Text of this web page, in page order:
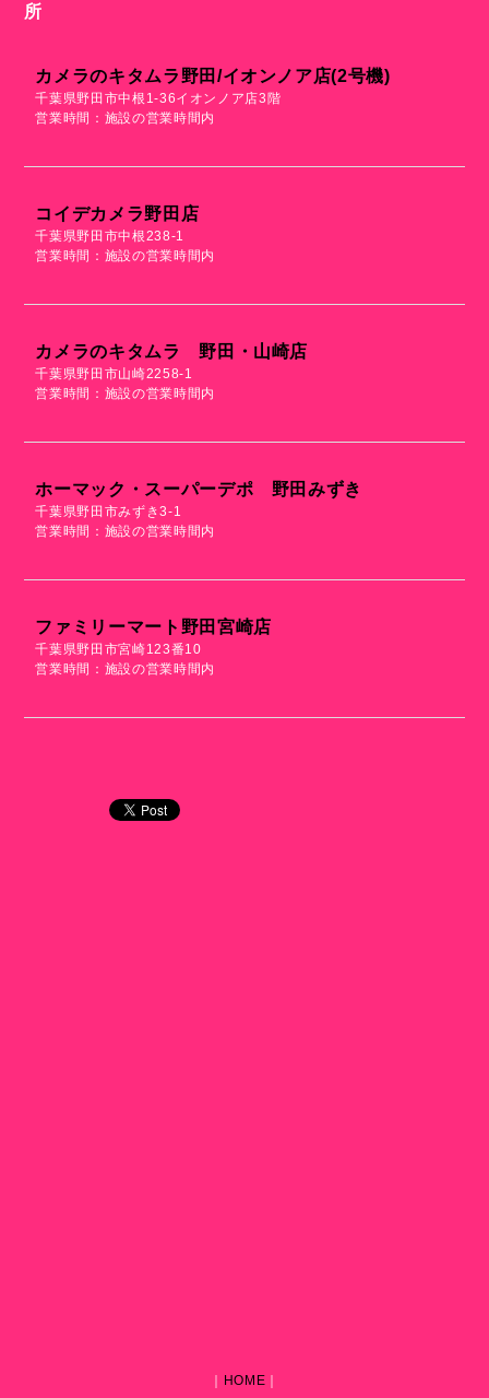
所
カメラのキタムラ野田/イオンノア店(2号機)
千葉県野田市中根1-36イオンノア店3階
営業時間：施設の営業時間内
コイデカメラ野田店
千葉県野田市中根238-1
営業時間：施設の営業時間内
カメラのキタムラ 野田・山崎店
千葉県野田市山崎2258-1
営業時間：施設の営業時間内
ホーマック・スーパーデポ 野田みずき
千葉県野田市みずき3-1
営業時間：施設の営業時間内
ファミリーマート野田宮崎店
千葉県野田市宮崎123番10
営業時間：施設の営業時間内
HOME